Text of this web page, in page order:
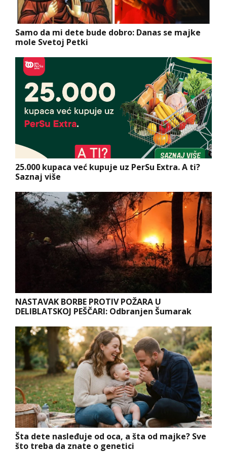
Samo da mi dete bude dobro: Danas se majke
mole Svetoj Petki
25.000 kupaca već kupuje uz PerSu Extra. A ti?
Saznaj više
NASTAVAK BORBE PROTIV POŽARA U
DELIBLATSKOJ PEŠČARI: Odbranjen Šumarak
Šta dete nasleđuje od oca, a šta od majke? Sve
što treba da znate o genetici